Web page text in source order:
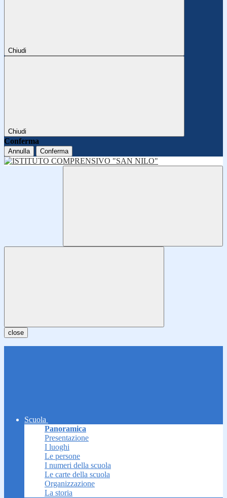
Chiudi
Chiudi
Conferma
Annulla Conferma
close
Scuola
Panoramica
Presentazione
I luoghi
Le persone
I numeri della scuola
Le carte della scuola
Organizzazione
La storia